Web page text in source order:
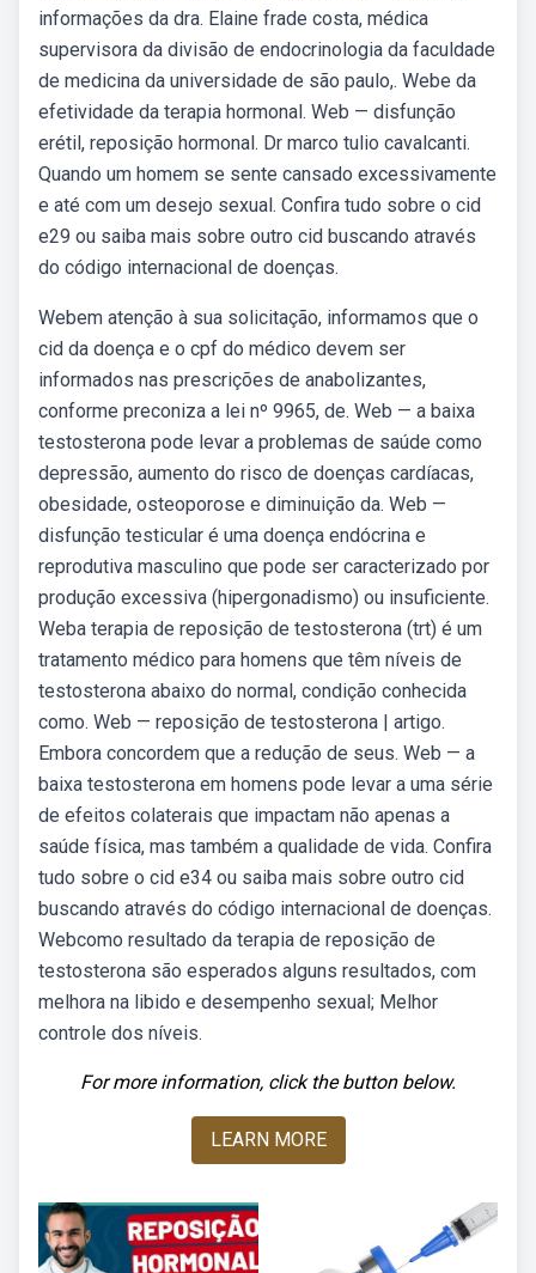
informações da dra. Elaine frade costa, médica
supervisora da divisão de endocrinologia da faculdade
de medicina da universidade de são paulo,. Webe da
efetividade da terapia hormonal. Web — disfunção
erétil, reposição hormonal. Dr marco tulio cavalcanti.
Quando um homem se sente cansado excessivamente
e até com um desejo sexual. Confira tudo sobre o cid
e29 ou saiba mais sobre outro cid buscando através
do código internacional de doenças.
Webem atenção à sua solicitação, informamos que o
cid da doença e o cpf do médico devem ser
informados nas prescrições de anabolizantes,
conforme preconiza a lei nº 9965, de. Web — a baixa
testosterona pode levar a problemas de saúde como
depressão, aumento do risco de doenças cardíacas,
obesidade, osteoporose e diminuição da. Web —
disfunção testicular é uma doença endócrina e
reprodutiva masculino que pode ser caracterizado por
produção excessiva (hipergonadismo) ou insuficiente.
Weba terapia de reposição de testosterona (trt) é um
tratamento médico para homens que têm níveis de
testosterona abaixo do normal, condição conhecida
como. Web — reposição de testosterona | artigo.
Embora concordem que a redução de seus. Web — a
baixa testosterona em homens pode levar a uma série
de efeitos colaterais que impactam não apenas a
saúde física, mas também a qualidade de vida. Confira
tudo sobre o cid e34 ou saiba mais sobre outro cid
buscando através do código internacional de doenças.
Webcomo resultado da terapia de reposição de
testosterona são esperados alguns resultados, com
melhora na libido e desempenho sexual; Melhor
controle dos níveis.
For more information, click the button below.
LEARN MORE